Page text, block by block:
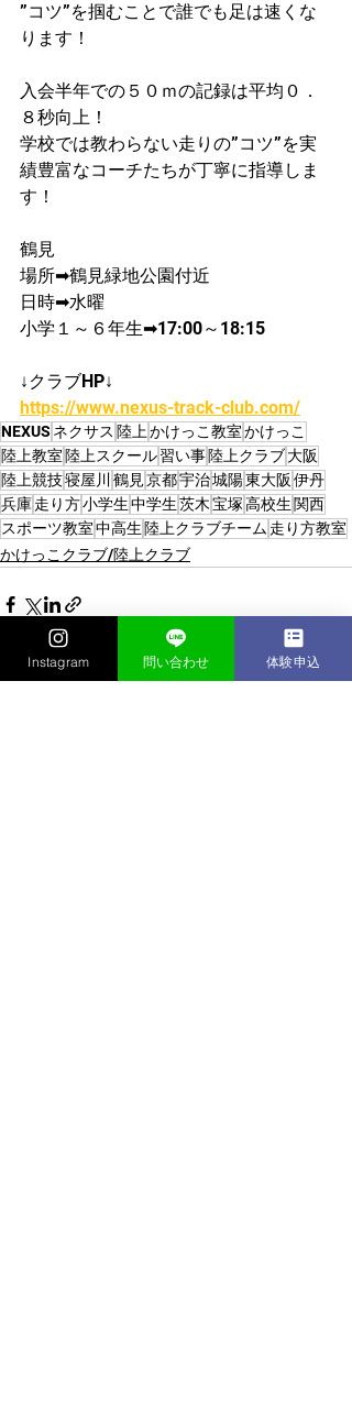
”コツ”を掴むことで誰でも足は速くな
ります！
入会半年での５０ｍの記録は平均０．
８秒向上！
学校では教わらない走りの”コツ”を実
績豊富なコーチたちが丁寧に指導しま
す！
鶴見
場所➡鶴見緑地公園付近
日時➡水曜
小学１～６年生➡17:00～18:15
↓クラブHP↓
https://www.nexus-track-club.com/
NEXUS ネクサス 陸上かけっこ教室かけっこ
陸上教室 陸上スクール習い事陸上クラブ大阪
陸上競技寝屋川 鶴見京都宇治城陽東大阪 伊丹
兵庫走り方小学生中学生茨木宝塚高校生 関西
スポーツ教室中高生 陸上クラブチーム 走り方教室
かけっこクラブ/陸上クラブ
Instagram 問い合わせ 体験申込